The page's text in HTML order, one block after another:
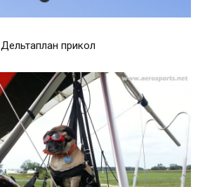
Дельтаплан прикол